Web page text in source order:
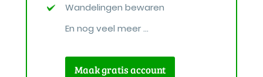
Wandelingen bewaren
En nog veel meer ...
Maak gratis account